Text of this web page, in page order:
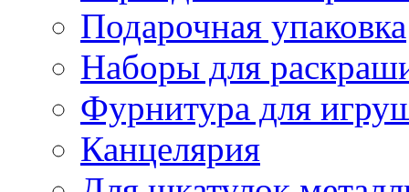
Подарочная упаковка
Наборы для
Фурнитура для
Канцелярия